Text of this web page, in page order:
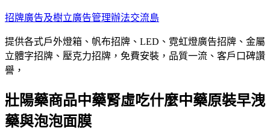
跳
主
要
內
招牌廣告及樹立廣告管理辦法交流島
提供各式戶外燈箱、帆布招牌、LED、霓虹燈廣告招牌、金屬
立體字招牌、壓克力招牌，免費安裝，品質一流、客戶口碑讚
譽，
壯陽藥商品中藥腎虛吃什麼中藥原裝早洩
藥與泡泡面膜